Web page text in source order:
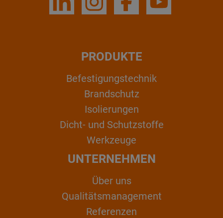
PRODUKTE
Befestigungstechnik
Brandschutz
Isolierungen
Dicht- und Schutzstoffe
Werkzeuge
UNTERNEHMEN
Über uns
Qualitätsmanagement
Referenzen